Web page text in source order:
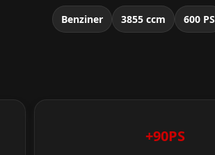
Benziner 3855 ccm 600 PS
+90PS